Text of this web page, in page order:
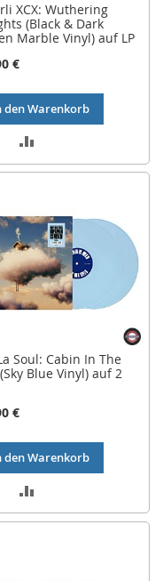
XCX: Wuthering
(Black & Dark
Marble Vinyl) auf LP
€
den Warenkorb
ZUR
WUNSCHLISTE
VERGLEICHSLISTE
Soul: Cabin In The
Blue Vinyl) auf 2
€
den Warenkorb
ZUR
WUNSCHLISTE
VERGLEICHSLISTE